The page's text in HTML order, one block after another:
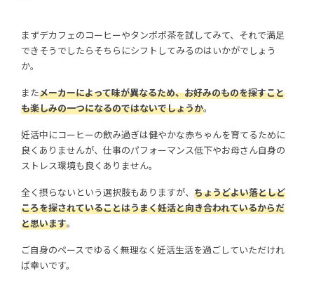
まずデカフェのコーヒーやタンポポ茶を試してみて、それで満足
できそうでしたらそちらにシフトしてみるのはいかがでしょう
か。
またメーカーによって味が異なるため、お好みのものを探すこと
も楽しみの一つになるのではないでしょうか。
妊活中にコーヒーの飲み過ぎは健やかな赤ちゃんを育てるために
良くありませんが、仕事のパフォーマンス低下やお母さん自身の
ストレス環境も良くありません。
全く摂らないという選択肢もありますが、 ちょうどよい落としど
ころを探されていることはうまく妊活と向き合われているからだ
と思います。
ご自身のペースでゆるく無理なく妊活生活を過ごしていただけれ
ば幸いです。